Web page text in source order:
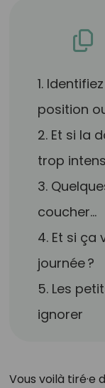
1.
position
2. Et si la
trop
3.
coucher...
4. Et si ça
journée ?
5. Les
ignorer
Vous voilà tiré·e